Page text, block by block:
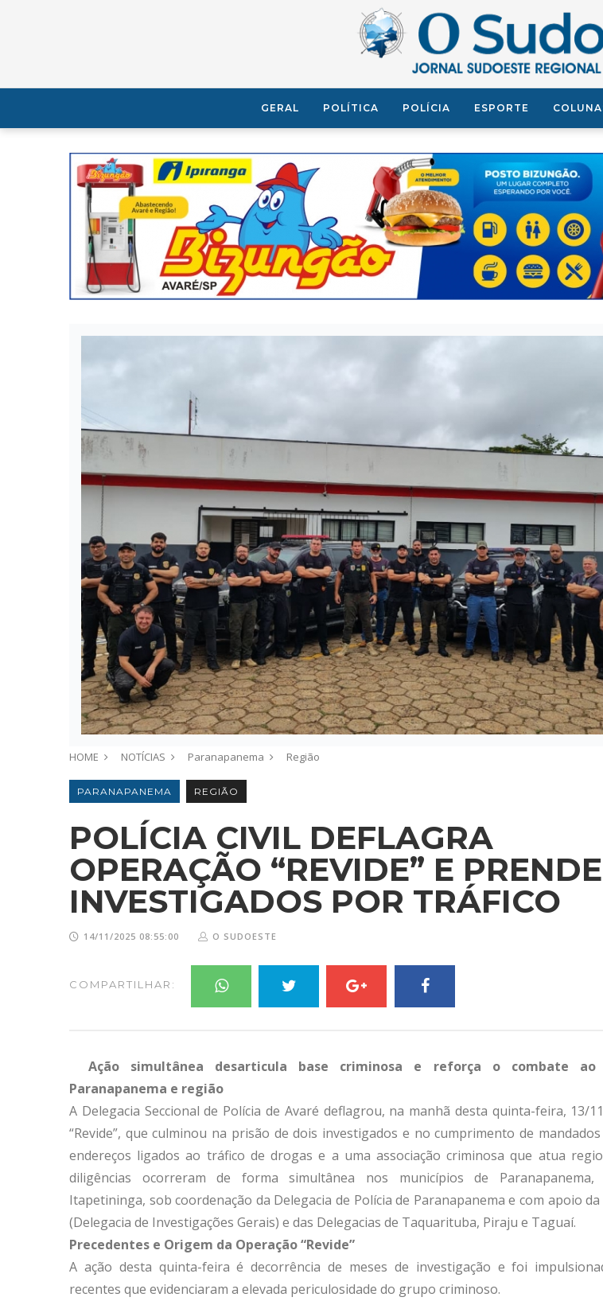
GERAL POLÍTICA POLÍCIA ESPORTE
HOME NOTÍCIAS Paranapanema Região
PARANAPANEMA REGIÃO
POLÍCIA CIVIL DEFLAGRA
OPERAÇÃO “REVIDE” E PRENDE
INVESTIGADOS POR TRÁFICO
14/11/2025 08:55:00 O SUDOESTE
COMPARTILHAR:
Ação simultânea desarticula base criminosa e reforça o combate
Paranapanema e região
A Delegacia Seccional de Polícia de Avaré deflagrou, na manhã desta quinta-feira, 13/
“Revide”, que culminou na prisão de dois investigados e no cumprimento de
endereços ligados ao tráfico de drogas e a uma associação criminosa que atua
diligências ocorreram de forma simultânea nos municípios de
Itapetininga, sob coordenação da Delegacia de Polícia de Paranapanema e com apoio da
(Delegacia de Investigações Gerais) e das Delegacias de Taquarituba, Piraju e Taguaí.
Precedentes e Origem da Operação “Revide”
A ação desta quinta-feira é decorrência de meses de investigação e foi
recentes que evidenciaram a elevada periculosidade do grupo criminoso.